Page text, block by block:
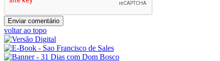
voltar ao topo